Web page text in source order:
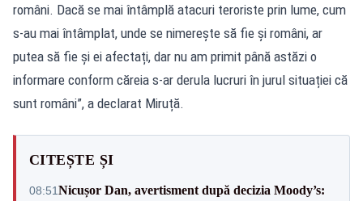
români. Dacă se mai întâmplă atacuri teroriste prin lume, cum
s-au mai întâmplat, unde se nimerește să fie și români, ar
putea să fie și ei afectați, dar nu am primit până astăzi o
informare conform căreia s-ar derula lucruri în jurul situației că
sunt români”, a declarat Miruță.
CITEȘTE ȘI
08:51Nicușor Dan, avertisment după decizia Moody’s: